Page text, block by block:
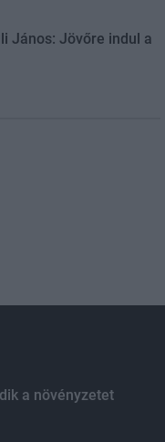
János: Jövőre indul a
a növényzetet